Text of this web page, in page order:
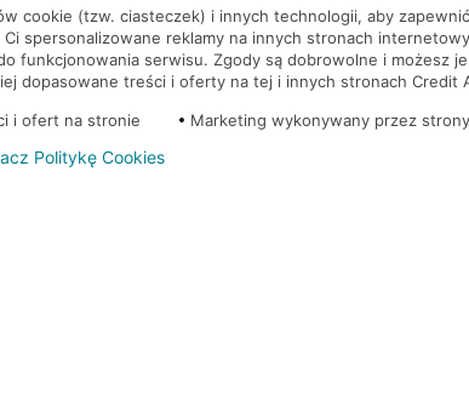
PRAWNA
cookie (tzw. ciasteczek) i innych technologii, aby
spersonalizowane reklamy na innych stronach
funkcjonowania serwisu. Zgody są dobrowolne i możesz
dopasowane treści i oferty na tej i innych stronach Credit
i ofert na stronie Marketing wykonywany przez
Politykę Cookies